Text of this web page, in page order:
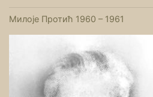
Милоје Протић 1960 – 1961